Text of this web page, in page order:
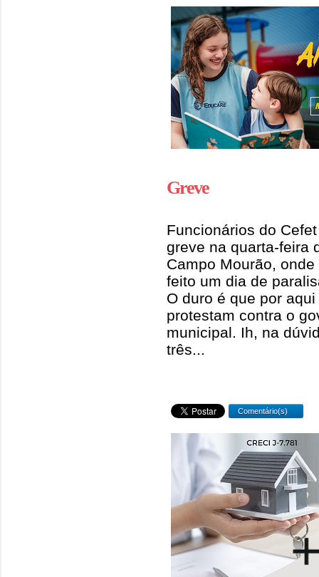
Greve
Funcionários do
greve na quarta-feira
Campo Mourão,
feito um dia de
O duro é que por
protestam contra o
municipal. Ih, na
três...
Comentário(s)